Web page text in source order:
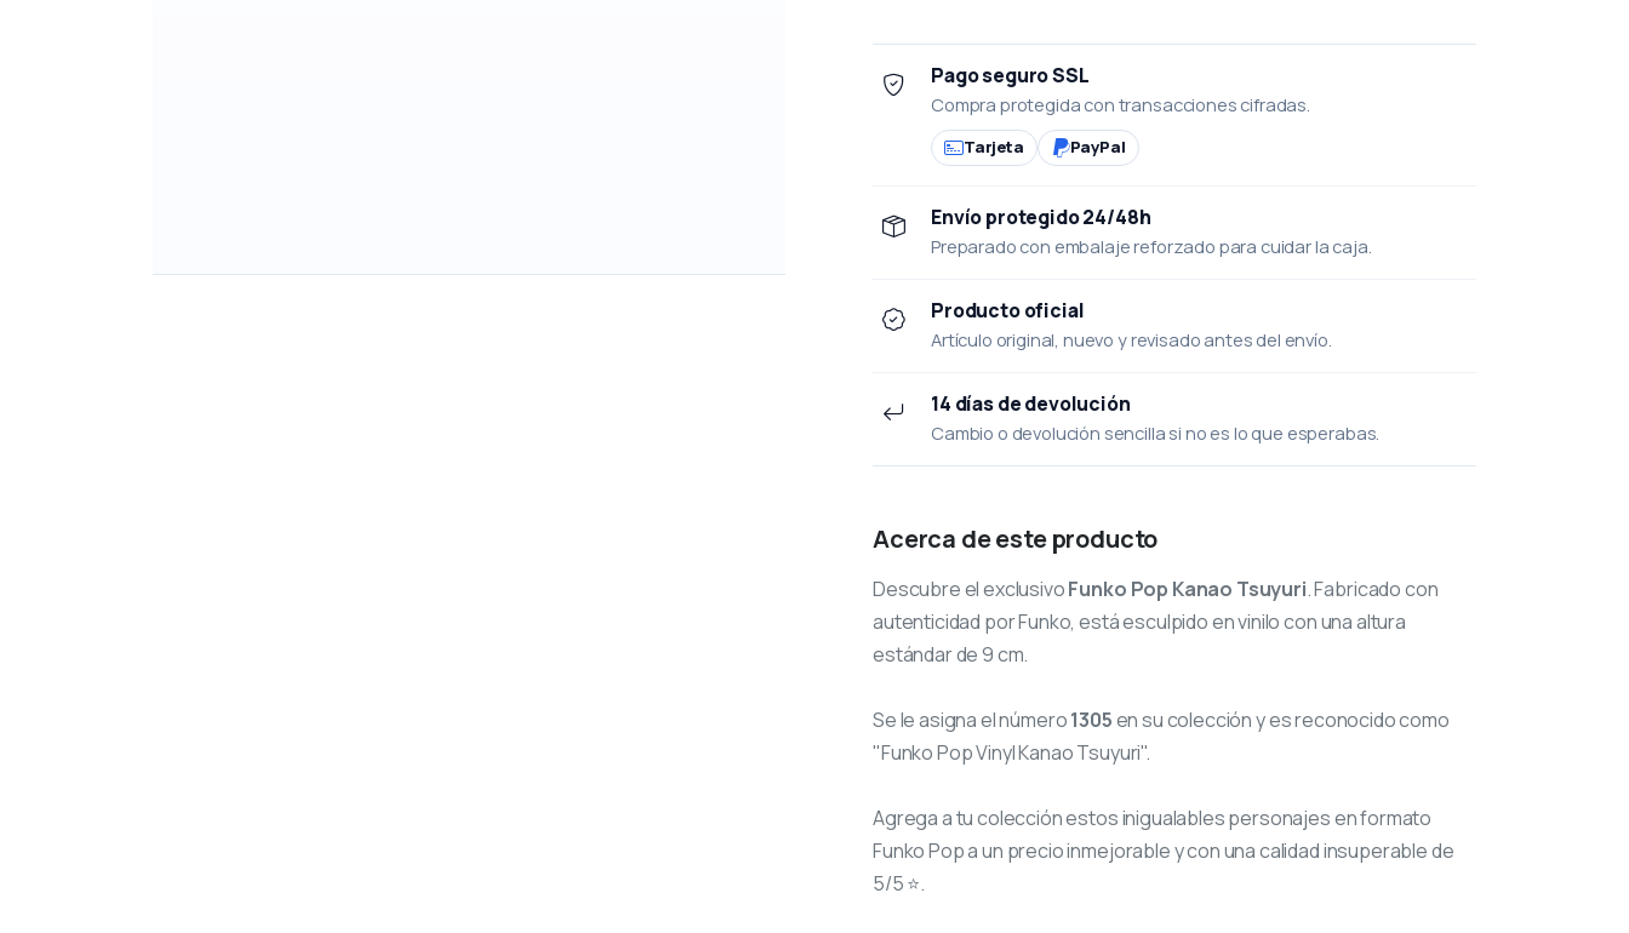
Pago seguro SSL
Compra protegida con transacciones cifradas.
Tarjeta PayPal
Envío protegido 24/48h
Preparado con embalaje reforzado para cuidar la caja.
Producto oficial
Artículo original, nuevo y revisado antes del envío.
14 días de devolución
Cambio o devolución sencilla si no es lo que esperabas.
Acerca de este producto
Descubre el exclusivoFunko Pop Kanao Tsuyuri. Fabricado con
autenticidad por Funko, está esculpido en vinilo con una altura
estándar de 9 cm.
Se le asigna el número1305en su colección y es reconocido como
"Funko Pop Vinyl Kanao Tsuyuri".
Agrega a tu colección estos inigualables personajes en formato
Funko Pop a un precio inmejorable y con una calidad insuperable de
5/5 ⭐.